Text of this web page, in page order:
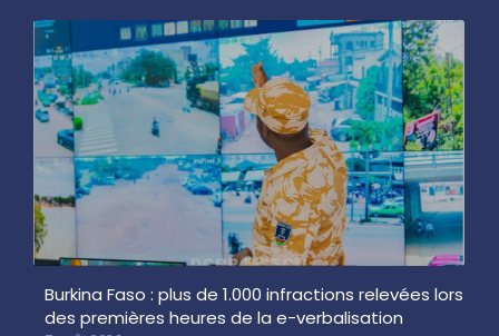
Burkina Faso : plus de 1.000 infractions relevées lors
des premières heures de la e-verbalisation